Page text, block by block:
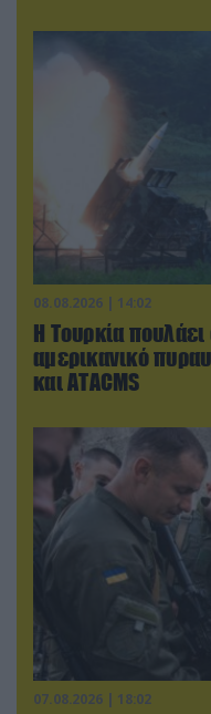
08.08.2026 | 14:02
Η Τουρκία
αμερικανικό
και ΑΤΑCMS
07.08.2026 | 18:02